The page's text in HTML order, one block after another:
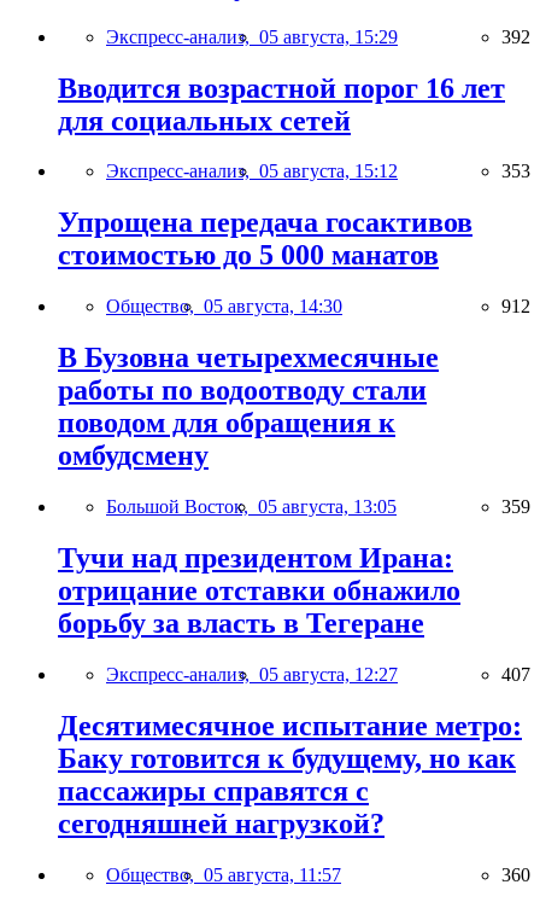
Экспресс-анализ, 05 августа, 15:29 392
Вводится возрастной порог 16 лет
для социальных сетей
Экспресс-анализ, 05 августа, 15:12 353
Упрощена передача госактивов
стоимостью до 5 000 манатов
Общество, 05 августа, 14:30 912
В Бузовна четырехмесячные
работы по водоотводу стали
поводом для обращения к
омбудсмену
Большой Восток, 05 августа, 13:05 359
Тучи над президентом Ирана:
отрицание отставки обнажило
борьбу за власть в Тегеране
Экспресс-анализ, 05 августа, 12:27 407
Десятимесячное испытание метро:
Баку готовится к будущему, но как
пассажиры справятся с
сегодняшней нагрузкой?
Общество, 05 августа, 11:57 360